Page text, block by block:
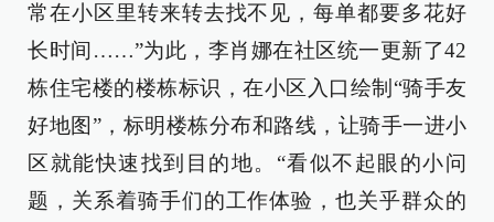
常在小区里转来转去找不见，每单都要多花好
长时间……”为此，李肖娜在社区统一更新了42
栋住宅楼的楼栋标识，在小区入口绘制“骑手友
好地图”，标明楼栋分布和路线，让骑手一进小
区就能快速找到目的地。“看似不起眼的小问
题，关系着骑手们的工作体验，也关乎群众的